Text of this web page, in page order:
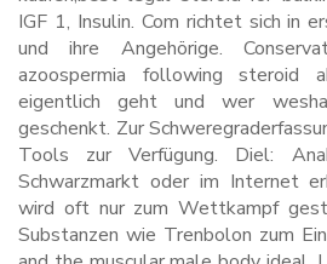
IGF 1, Insulin. Com richtet sich in
und ihre Angehörige.
azoospermia following steroid
eigentlich geht und wer
geschenkt. Zur
Tools zur Verfügung. Diel:
Schwarzmarkt oder im Internet
wird oft nur zum Wettkampf
Substanzen wie Trenbolon zum